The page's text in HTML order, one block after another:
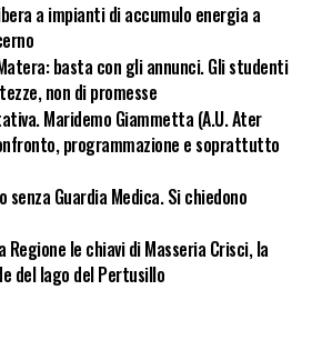
a impianti di accumulo energia a
basta con gli annunci. Gli studenti
non di promesse
Maridemo Giammetta (A.U. Ater
programmazione e soprattutto
senza Guardia Medica. Si chiedono
Regione le chiavi di Masseria Crisci, la
del lago del Pertusillo